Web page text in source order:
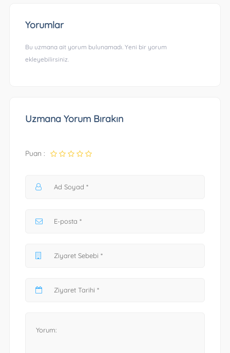
Yorumlar
Bu uzmana ait yorum bulunamadı. Yeni bir yorum
ekleyebilirsiniz.
Uzmana Yorum Bırakın
Puan :